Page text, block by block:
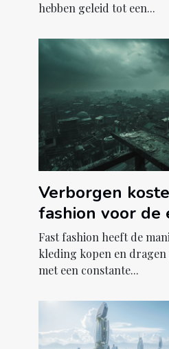
hebben geleid tot een...
Verborgen
fashion voor de
milieu
Fast fashion heeft de
kleding kopen en
met een constante...